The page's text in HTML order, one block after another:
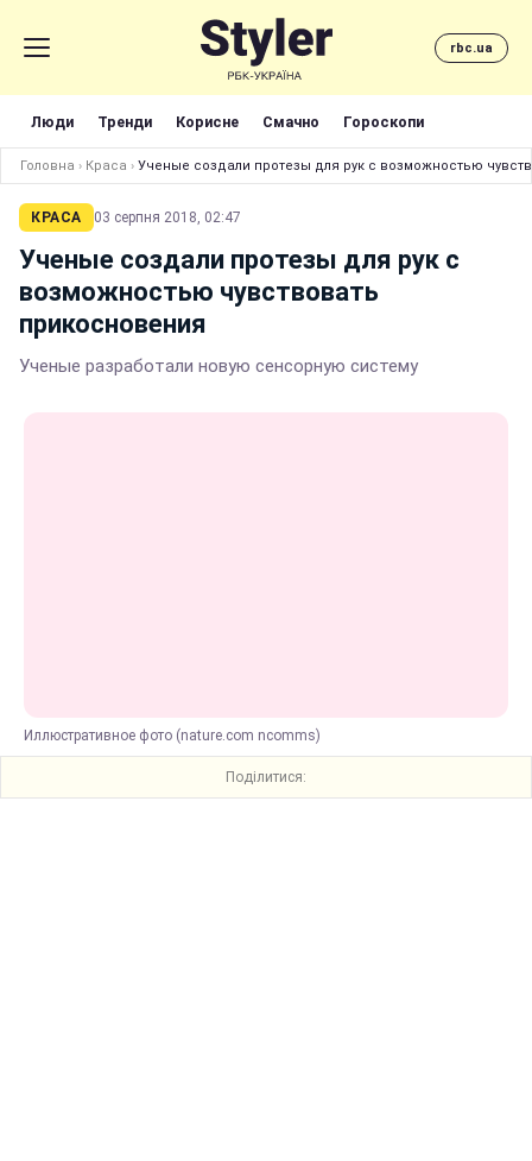
rbc.ua
Люди Тренди Корисне Смачно Гороскопи
Головна › Краса › Ученые создали протезы для рук с возможностью
КРАСА 03 серпня 2018, 02:47
Ученые создали протезы для рук с
возможностью чувствовать
прикосновения
Ученые разработали новую сенсорную систему
Иллюстративное фото (nature.com ncomms)
Поділитися: